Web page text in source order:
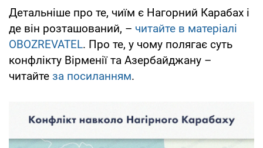
Детальніше про те, чиїм є Нагорний Карабах і
де він розташований, – читайте в матеріалі
OBOZREVATEL. Про те, у чому полягає суть
конфлікту Вірменії та Азербайджану –
читайте за посиланням.